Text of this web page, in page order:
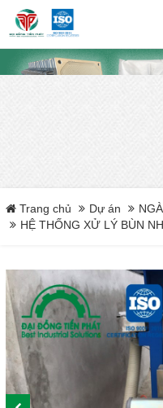
NGÀNH SẢN XUẤT Ô TÔ -
NGÀNH DỆT MAY - DỆT
NGÀNH SẢN XUẤT HÓA
NGÀNH PHÂN BÓN
NGÀNH SẮT THÉP - KIM
NGÀNH SẢN XUẤT BAO
SẢN XUẤT NHỰA
Trang chủ Dự án
HỆ THỐNG XỬ LÝ BÙN